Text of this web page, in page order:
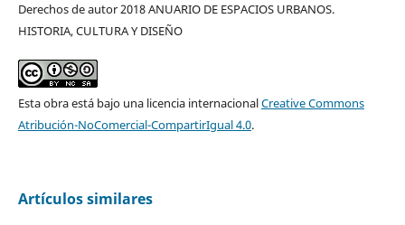
Derechos de autor 2018 ANUARIO DE ESPACIOS URBANOS.
HISTORIA, CULTURA Y DISEÑO
Esta obra está bajo una licencia internacionalCreative Commons
Atribución-NoComercial-CompartirIgual 4.0.
Artículos similares